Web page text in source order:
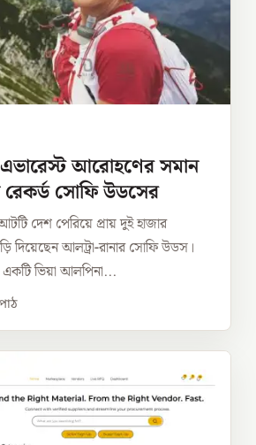
আরোহণের সমান
সোফি উডসের
দেশ পেরিয়ে প্রায় দুই হাজার
দিয়েছেন আলট্রা-রানার সোফি উডস।
ভিয়া আলপিনা...